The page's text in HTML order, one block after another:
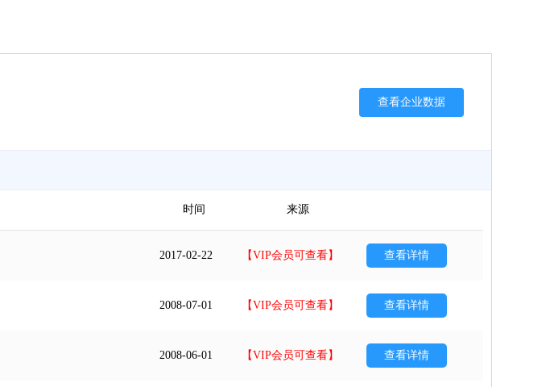
查看企业数据
时间 来源
2017-02-22 【VIP会员可查看】 查看详情
2008-07-01 【VIP会员可查看】 查看详情
2008-06-01 【VIP会员可查看】 查看详情